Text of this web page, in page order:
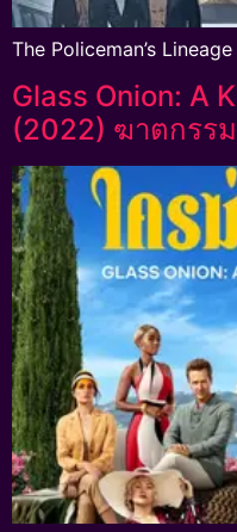
The Policeman’s
Glass Onion: A
(2022) ฆาตกรร